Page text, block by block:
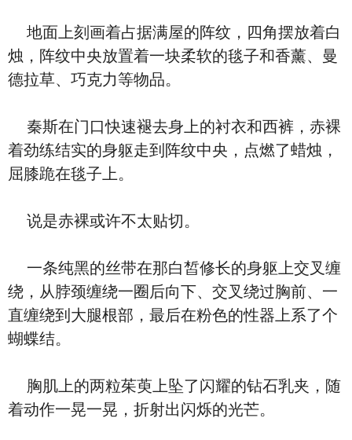
地面上刻画着占据满屋的阵纹，四角摆放着白
烛，阵纹中央放置着一块柔软的毯子和香薰、曼
德拉草、巧克力等物品。
秦斯在门口快速褪去身上的衬衣和西裤，赤裸
着劲练结实的身躯走到阵纹中央，点燃了蜡烛，
屈膝跪在毯子上。
说是赤裸或许不太贴切。
一条纯黑的丝带在那白皙修长的身躯上交叉缠
绕，从脖颈缠绕一圈后向下、交叉绕过胸前、一
直缠绕到大腿根部，最后在粉色的性器上系了个
蝴蝶结。
胸肌上的两粒茱萸上坠了闪耀的钻石乳夹，随
着动作一晃一晃，折射出闪烁的光芒。